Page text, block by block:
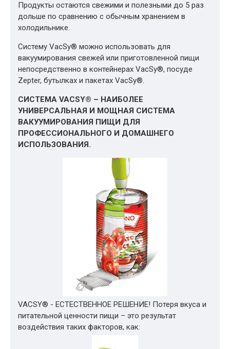
Продукты остаются свежими и полезными до 5 раз
дольше по сравнению с обычным хранением в
холодильнике.
Систему VacSy® можно использовать для
вакуумирования свежей или приготовленной пищи
непосредственно в контейнерах VacSy®, посуде
Zepter, бутылках и пакетах VacSy®.
СИСТЕМА VACSY® – НАИБОЛЕЕ
УНИВЕРСАЛЬНАЯ И МОЩНАЯ СИСТЕМА
ВАКУУМИРОВАНИЯ ПИЩИ ДЛЯ
ПРОФЕССИОНАЛЬНОГО И ДОМАШНЕГО
ИСПОЛЬЗОВАНИЯ.
VACSY® - ЕСТЕСТВЕННОЕ РЕШЕНИЕ! Потеря вкуса и
питательной ценности пищи – это результат
воздействия таких факторов, как: